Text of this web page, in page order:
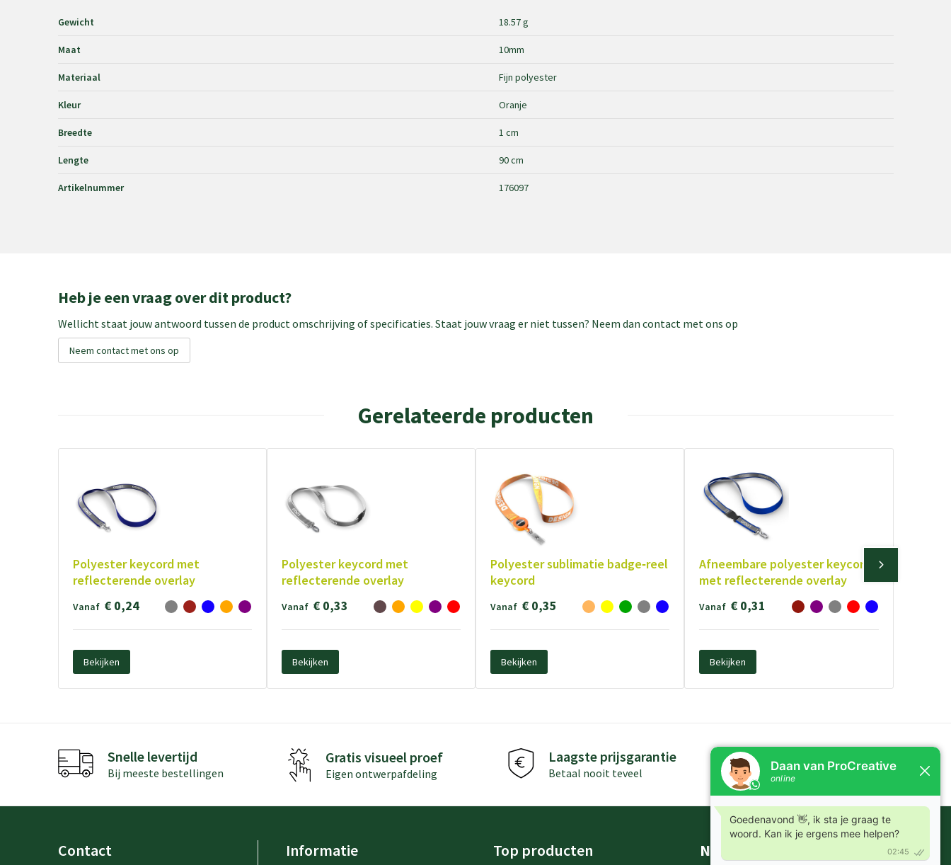
Gewicht 18.57 g
Maat 10mm
Materiaal Fijn polyester
Kleur Oranje
Breedte 1 cm
Lengte 90 cm
Artikelnummer 176097
Heb je een vraag over dit product?
Wellicht staat jouw antwoord tussen de product omschrijving of specificaties. Staat jouw vraag er niet tussen? Neem dan contact met ons op
Neem contact met ons op
Gerelateerde producten
Polyester keycord met
reflecterende overlay
Vanaf € 0,24
Bekijken
Polyester keycord met
reflecterende overlay
Vanaf € 0,33
Bekijken
Polyester sublimatie badge‑reel
keycord
Vanaf € 0,35
Bekijken
Afneembare polyester keycord
met reflecterende overlay
Vanaf € 0,31
Bekijken
Snelle levertijd
Bij meeste bestellingen
Gratis visueel proef
Eigen ontwerpafdeling
Laagste prijsgarantie
Betaal nooit teveel Kennis in producten
Contact Informatie Top producten Nieuwsbrieven